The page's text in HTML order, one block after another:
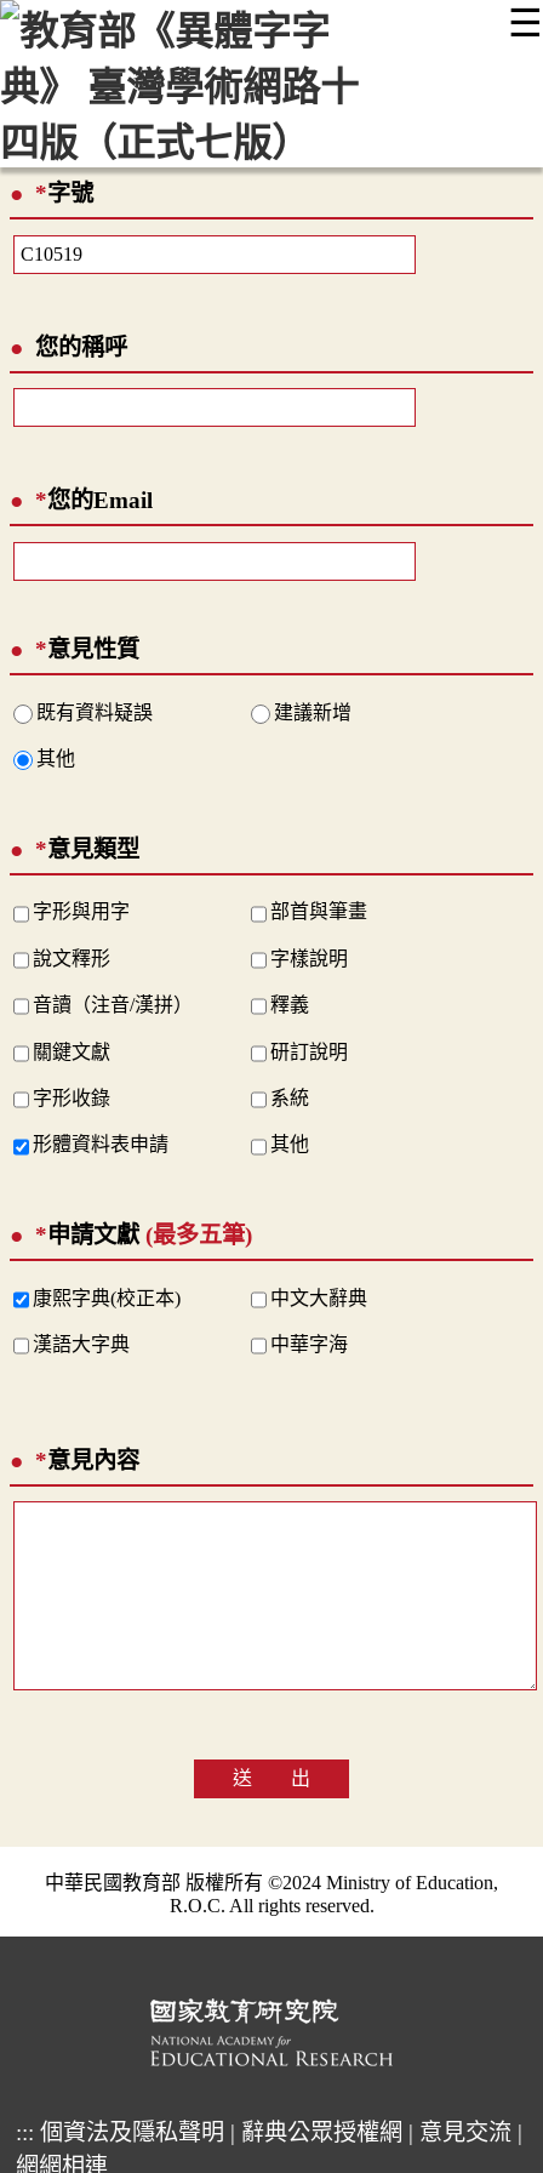
☰
::: 最新消息 常見問題 編輯說明
顯示模式
網站導覽
*字號
您的稱呼
*您的Email
*意見性質
既有資料疑誤 建議新增
其他
*意見類型
字形與用字 部首與筆畫
說文釋形 字樣說明
音讀（注音/漢拼） 釋義
關鍵文獻 研訂說明
字形收錄 系統
形體資料表申請 其他
*申請文獻 (最多五筆)
康熙字典(校正本) 中文大辭典
漢語大字典 中華字海
*意見內容
送 出
中華民國教育部 版權所有 ©2024 Ministry of Education,
R.O.C. All rights reserved.
::: 個資法及隱私聲明 | 辭典公眾授權網 | 意見交流 |
網網相連